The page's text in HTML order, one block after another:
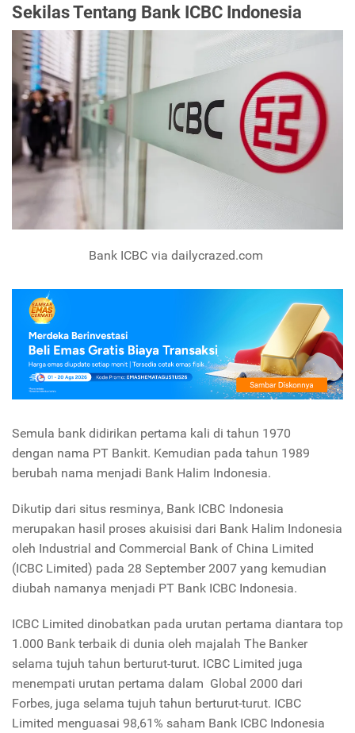
Sekilas Tentang Bank ICBC Indonesia
Bank ICBC via dailycrazed.com
Semula bank didirikan pertama kali di tahun 1970
dengan nama PT Bankit. Kemudian pada tahun 1989
berubah nama menjadi Bank Halim Indonesia.
Dikutip dari situs resminya, Bank ICBC Indonesia
merupakan hasil proses akuisisi dari Bank Halim Indonesia
oleh Industrial and Commercial Bank of China Limited
(ICBC Limited) pada 28 September 2007 yang kemudian
diubah namanya menjadi PT Bank ICBC Indonesia.
ICBC Limited dinobatkan pada urutan pertama diantara top
1.000 Bank terbaik di dunia oleh majalah The Banker
selama tujuh tahun berturut-turut. ICBC Limited juga
menempati urutan pertama dalam Global 2000 dari
Forbes, juga selama tujuh tahun berturut-turut. ICBC
Limited menguasai 98,61% saham Bank ICBC Indonesia